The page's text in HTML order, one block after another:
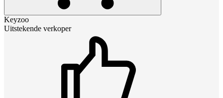
Keyzoo
Uitstekende verkoper